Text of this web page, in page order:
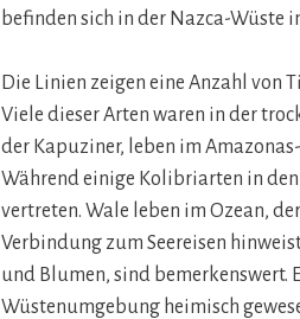
befinden sich in der Nazca-Wüste
Die Linien zeigen eine Anzahl von
Viele dieser Arten waren in der
der Kapuziner, leben im
Während einige Kolibriarten in
vertreten. Wale leben im Ozean,
Verbindung zum Seereisen
und Blumen, sind bemerkenswert.
Wüstenumgebung heimisch